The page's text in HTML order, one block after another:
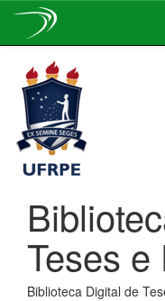
navigation
Teses
Biblioteca Digital de